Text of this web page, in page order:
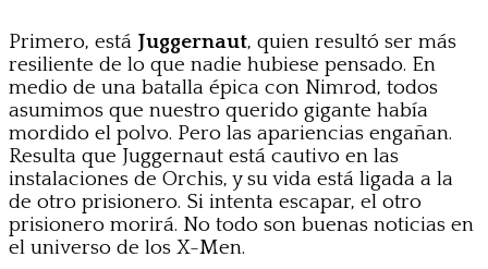
Primero, está Juggernaut, quien resultó ser más
resiliente de lo que nadie hubiese pensado. En
medio de una batalla épica con Nimrod, todos
asumimos que nuestro querido gigante había
mordido el polvo. Pero las apariencias engañan.
Resulta que Juggernaut está cautivo en las
instalaciones de Orchis, y su vida está ligada a la
de otro prisionero. Si intenta escapar, el otro
prisionero morirá. No todo son buenas noticias en
el universo de los X-Men.